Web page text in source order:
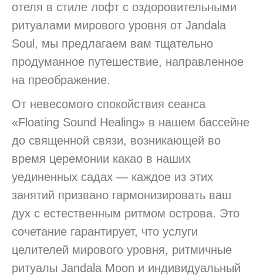
отеля в стиле лофт с оздоровительными
ритуалами мирового уровня от Jandala
Soul, мы предлагаем вам тщательно
продуманное путешествие, направленное
на преображение.
От невесомого спокойствия сеанса
«Floating Sound Healing» в нашем бассейне
до священной связи, возникающей во
время церемонии какао в наших
уединенных садах — каждое из этих
занятий призвано гармонизировать ваш
дух с естественным ритмом острова. Это
сочетание гарантирует, что услуги
целителей мирового уровня, ритмичные
ритуалы Jandala Moon и индивидуальный